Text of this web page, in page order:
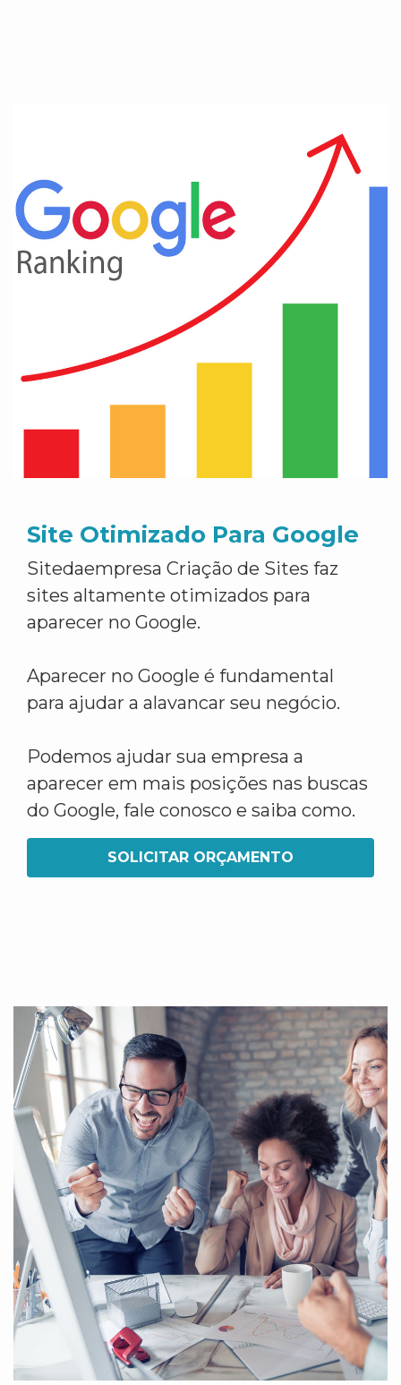
Site Otimizado Para Google
Sitedaempresa Criação de Sites faz
sites altamente otimizados para
aparecer no Google.
Aparecer no Google é fundamental
para ajudar a alavancar seu negócio.
Podemos ajudar sua empresa a
aparecer em mais posições nas buscas
do Google, fale conosco e saiba como.
SOLICITAR ORÇAMENTO